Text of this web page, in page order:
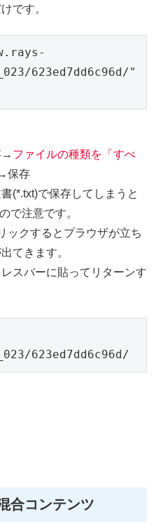
です。
623ed7dd6c96d/"
→ ファイルの種類を「すべ
保存
(*.txt)で保存してしまうと
で注意です。
ックするとプラウザが立ち
てきます。
スバーに貼ってリターンす
623ed7dd6c96d/
合コンテンツ